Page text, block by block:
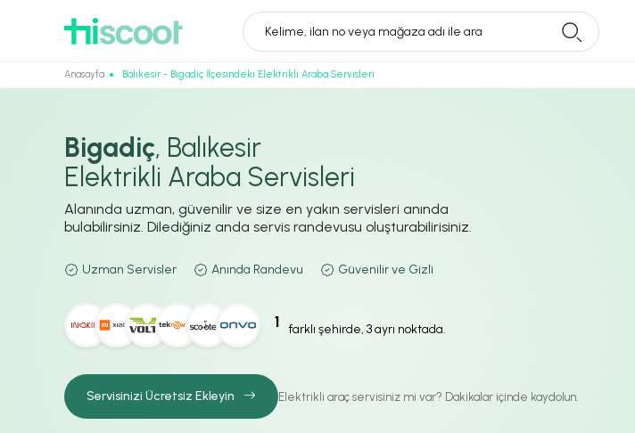
Kelime, ilan no veya mağaza adı ile ara
Anasayfa Balıkesir - Bigadiç İlçesindeki Elektrikli Araba Servisleri
Bigadiç, Balıkesir
Elektrikli Araba Servisleri
Alanında uzman, güvenilir ve size en yakın servisleri anında
bulabilirsiniz. Dilediğiniz anda servis randevusu oluşturabilirisiniz.
Uzman Servisler Anında Randevu Güvenilir ve Gizli
1 farklı şehirde, 3 ayrı noktada.
Servisinizi Ücretsiz Ekleyin Elektrikli araç servisiniz mi var? Dakikalar içinde kaydolun.